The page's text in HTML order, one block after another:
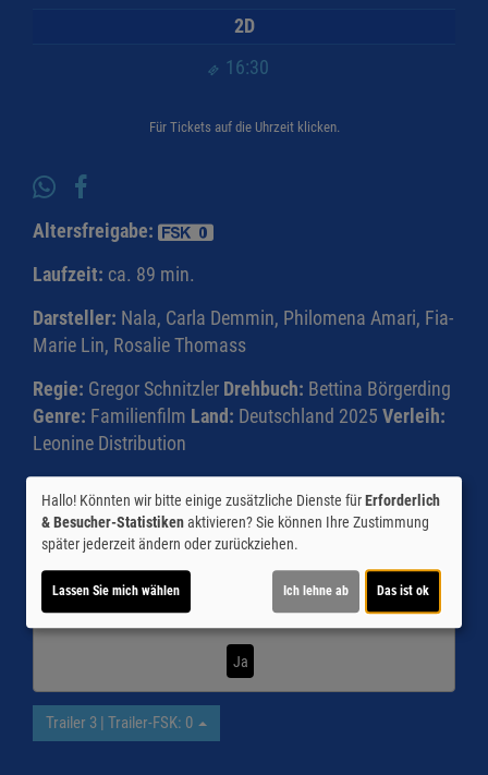
16:30
2D
Für Tickets auf die Uhrzeit klicken.
Altersfreigabe:
Laufzeit: ca. 89 min.
Darsteller: Nala, Carla Demmin, Philomena Amari, Fia-
Marie Lin, Rosalie Thomass
Regie: Gregor Schnitzler Drehbuch: Bettina Börgerding
Genre: Familienfilm Land: Deutschland 2025 Verleih:
Leonine Distribution
© CINEPROG ...macht Lust auf Ihr Kino!
Möchten Sie vonYoutube (Trailer ansehen)bereitgestellte
Ja
Trailer 3 | Trailer-FSK: 0
Hallo! Könnten wir bitte einige zusätzliche Dienste fürErforderlich
& Besucher-Statistikenaktivieren? Sie können Ihre Zustimmung
später jederzeit ändern oder zurückziehen.
Lassen Sie mich wählen Ich lehne ab Das ist ok